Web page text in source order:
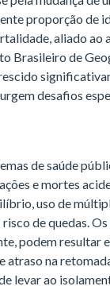
proporção de
aliado ao
Brasileiro de
desafios
de saúde
e mortes
uso de
de quedas.
podem resultar
atraso na
levar ao